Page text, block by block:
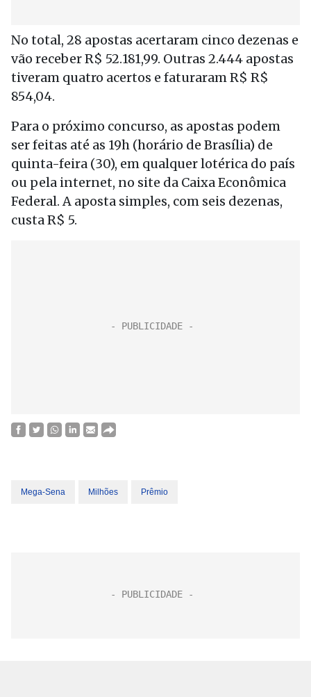
No total, 28 apostas acertaram cinco dezenas e
vão receber R$ 52.181,99. Outras 2.444 apostas
tiveram quatro acertos e faturaram R$ R$
854,04.
Para o próximo concurso, as apostas podem
ser feitas até as 19h (horário de Brasília) de
quinta-feira (30), em qualquer lotérica do país
ou pela internet, no site da Caixa Econômica
Federal. A aposta simples, com seis dezenas,
custa R$ 5.
Mega-Sena Milhões Prêmio